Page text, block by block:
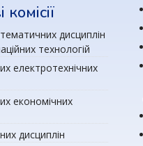
дисциплін
технологій
електротехнічних
економічних
дисциплін